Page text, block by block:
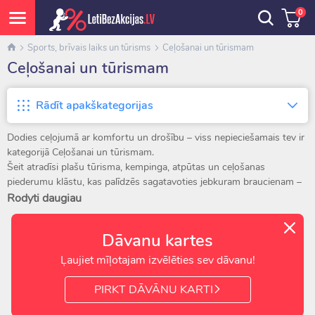
0
Sports, brīvais laiks un tūrisms Ceļošanai un tūrismam
Ceļošanai un tūrismam
Rādīt apakškategorijas
Dodies ceļojumā ar komfortu un drošību – viss nepieciešamais tev ir
kategorijā Ceļošanai un tūrismam.
Šeit atradīsi plašu tūrisma, kempinga, atpūtas un ceļošanas
piederumu klāstu, kas palīdzēs sagatavoties jebkuram braucienam –
no īsa piknika pie dabas līdz vairāku dienu pārgājienam vai ģimenes
atpūtai pie jūras.
Ērts un kvalitatīvs aprīkojums katram ceļojumam
Ceļojums sākas ar pareizo aprīkojumu.
Mūsu sortimentā atradīsi telti, nojumes, tūrisma mēbeles,
guļammaisus, paklājiņus, gaisa matračus un ceļojuma spilvenus –
Rodyti daugiau
Dāvanu kartes
Ļaujiet mīļotajam izvēlēties sev dāvanu!
PIRKT DĀVĀNU KARTI